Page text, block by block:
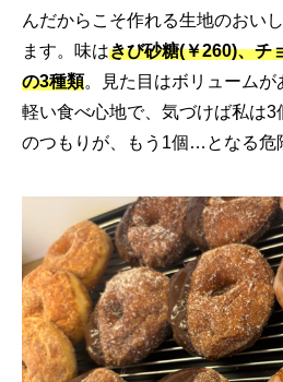
んだからこそ作れる生地のおい
ます。味はきび砂糖(￥260)、チ
の3種類。見た目はボリューム
軽い食べ心地で、気づけば私は3
のつもりが、もう1個…となる危